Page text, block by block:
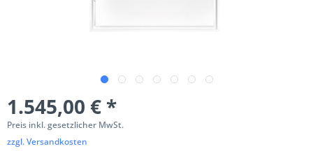
1.545,00 € *
Preis inkl. gesetzlicher MwSt.
zzgl. Versandkosten